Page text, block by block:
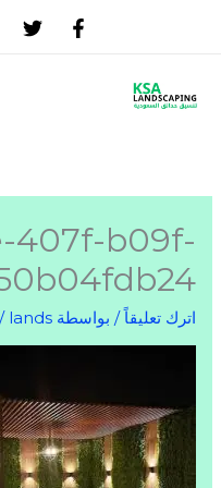
407f-b09f-
اترك تعليقاً / بواسطة lands